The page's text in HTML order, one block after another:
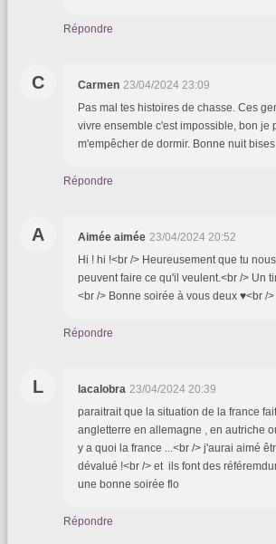
Répondre
C Carmen 23/04/2024 23:09
Pas mal tes histoires de chasse. Ces
vivre ensemble c'est impossible, bon je
m'empêcher de dormir. Bonne nuit bises
Répondre
A Aimée aimée 23/04/2024 20:52
Hi ! hi !<br /> Heureusement que tu
peuvent faire ce qu'il veulent.<br /> Un
<br /> Bonne soirée à vous deux ♥<br />
Répondre
L lacalobra 23/04/2024 20:39
paraitrait que la situation de la france
angletterre en allemagne , en autriche
y a quoi la france ...<br /> j'aurai aimé
dévalué !<br /> et ils font des
une bonne soirée flo
Répondre